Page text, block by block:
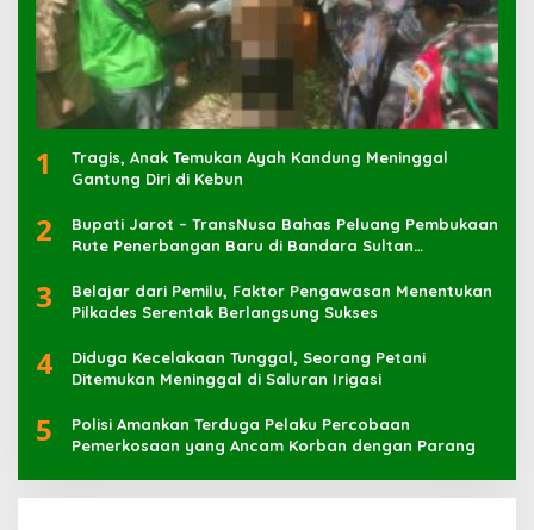
1
Tragis, Anak Temukan Ayah Kandung Meninggal
Gantung Diri di Kebun
2
Bupati Jarot – TransNusa Bahas Peluang Pembukaan
Rute Penerbangan Baru di Bandara Sultan
3
Belajar dari Pemilu, Faktor Pengawasan Menentukan
Pilkades Serentak Berlangsung Sukses
4
Diduga Kecelakaan Tunggal, Seorang Petani
Ditemukan Meninggal di Saluran Irigasi
5
Polisi Amankan Terduga Pelaku Percobaan
Pemerkosaan yang Ancam Korban dengan Parang